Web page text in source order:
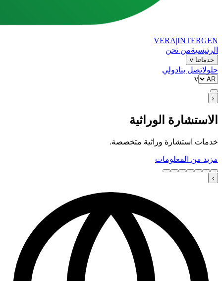
VERA|INTERGEN
الرئيسيةمن نحن
خدماتنا v
حلولاتصل بنادولي
v
‹
الاستشارة الوراثية
خدمات استشارة وراثية متخصصة.
مزيد من المعلومات
›